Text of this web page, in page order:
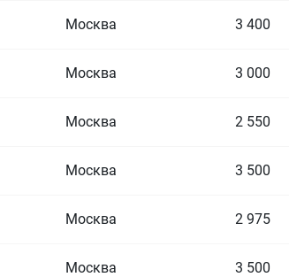
Москва 3 400
Москва 3 000
Москва 2 550
Москва 3 500
Москва 2 975
Москва 3 500